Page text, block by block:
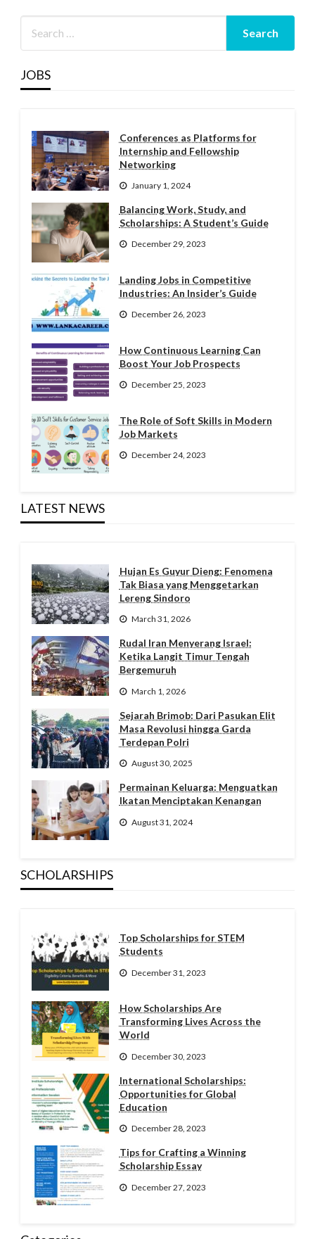
JOBS
Conferences as Platforms for
Internship and Fellowship
Networking
January 1, 2024
Balancing Work, Study, and
Scholarships: A Student’s Guide
December 29, 2023
Landing Jobs in Competitive
Industries: An Insider’s Guide
December 26, 2023
How Continuous Learning Can
Boost Your Job Prospects
December 25, 2023
The Role of Soft Skills in Modern
Job Markets
December 24, 2023
LATEST NEWS
Hujan Es Guyur Dieng: Fenomena
Tak Biasa yang Menggetarkan
Lereng Sindoro
March 31, 2026
Rudal Iran Menyerang Israel:
Ketika Langit Timur Tengah
Bergemuruh
March 1, 2026
Sejarah Brimob: Dari Pasukan Elit
Masa Revolusi hingga Garda
Terdepan Polri
August 30, 2025
Permainan Keluarga: Menguatkan
Ikatan Menciptakan Kenangan
August 31, 2024
SCHOLARSHIPS
Top Scholarships for STEM
Students
December 31, 2023
How Scholarships Are
Transforming Lives Across the
World
December 30, 2023
International Scholarships:
Opportunities for Global
Education
December 28, 2023
Tips for Crafting a Winning
Scholarship Essay
December 27, 2023